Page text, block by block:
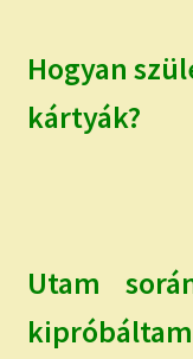
ÍRJ NEKEM!
Hogyan
kártyák?
Utam